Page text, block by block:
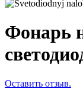
Фонарь
Оставить отзыв.